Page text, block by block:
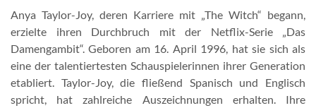
Anya Taylor-Joy, deren Karriere mit „The Witch“ begann,
erzielte ihren Durchbruch mit der Netflix-Serie „Das
Damengambit“. Geboren am 16. April 1996, hat sie sich als
eine der talentiertesten Schauspielerinnen ihrer Generation
etabliert. Taylor-Joy, die fließend Spanisch und Englisch
spricht, hat zahlreiche Auszeichnungen erhalten. Ihre